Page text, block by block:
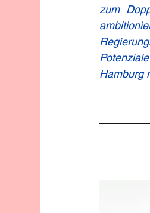
zum
Hamburg